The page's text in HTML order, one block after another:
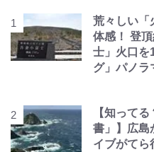
荒々しい「
体感！ 登
士」火口を
グ」パノラ
【知って
書」】広島
イブがてら